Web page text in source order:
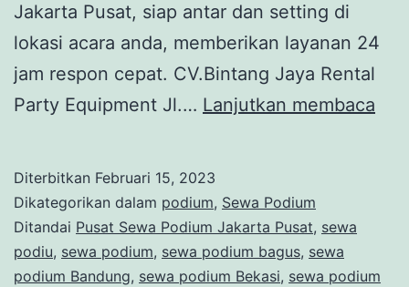
Jakarta Pusat, siap antar dan setting di
lokasi acara anda, memberikan layanan 24
jam respon cepat. CV.Bintang Jaya Rental
Party Equipment Jl.… Lanjutkan membaca
Diterbitkan Februari 15, 2023
Dikategorikan dalam podium, Sewa Podium
Ditandai Pusat Sewa Podium Jakarta Pusat, sewa
podiu, sewa podium, sewa podium bagus, sewa
podium Bandung, sewa podium Bekasi, sewa podium